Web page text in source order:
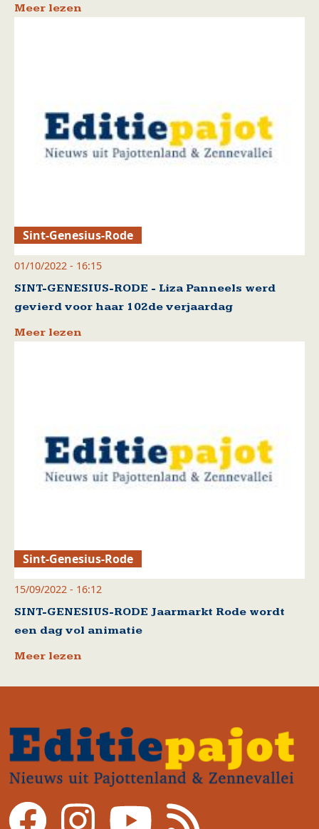
Meer lezen
Sint-Genesius-Rode
01/10/2022 - 16:15
SINT-GENESIUS-RODE - Liza Panneels werd
gevierd voor haar 102de verjaardag
Meer lezen
Sint-Genesius-Rode
15/09/2022 - 16:12
SINT-GENESIUS-RODE Jaarmarkt Rode wordt
een dag vol animatie
Meer lezen